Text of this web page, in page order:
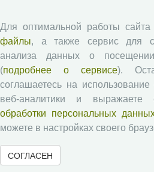
Экономические и социальные
Проблемы развития
Вопросы территориального
Социальное пространство
АгроЗооТехника
Для оптимальной работы
файлы, а также сервис для
анализа данных о
(подробнее о сервисе).
соглашаетесь на
веб-аналитики и
обработки персональных
можете в настройках своего
СОГЛАСЕН